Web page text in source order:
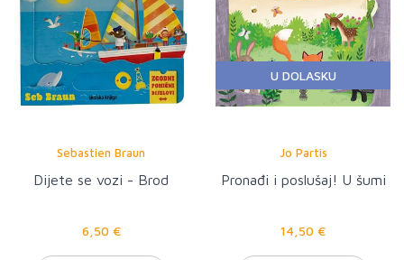
Sebastien Braun
Dijete se vozi - Brod
6,50 €
U DOLASKU
Jo Partis
Pronađi i poslušaj! U šumi
14,50 €